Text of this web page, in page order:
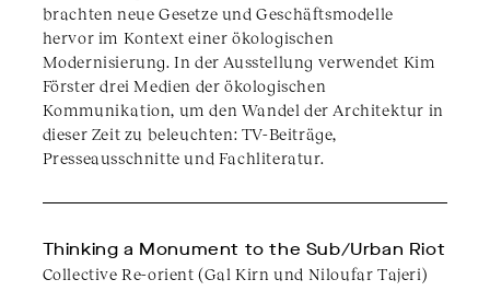
brachten neue Gesetze und Geschäftsmodelle
hervor im Kontext einer ökologischen
Modernisierung. In der Ausstellung verwendet Kim
Förster drei Medien der ökologischen
Kommunikation, um den Wandel der Architektur in
dieser Zeit zu beleuchten: TV-Beiträge,
Presseausschnitte und Fachliteratur.
Thinking a Monument to the Sub/Urban Riot
Collective Re-orient (Gal Kirn und Niloufar Tajeri)